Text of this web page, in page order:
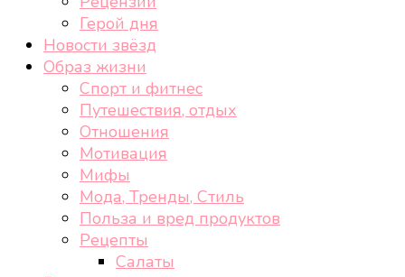
Герой дня
Новости звёзд
Образ жизни
Спорт и фитнес
Путешествия, отдых
Отношения
Мотивация
Мифы
Мода, Тренды, Стиль
Польза и вред продуктов
Рецепты
Салаты